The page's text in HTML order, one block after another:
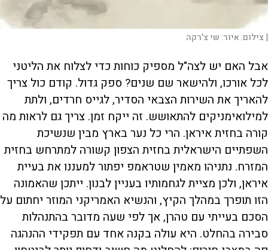
| צילום:איור: שי צ'רקה
אבל האם יש לצה"ל מספיק כוחות כדי לצלוח את הליטני
לכל אורכו, ולהישאר שם שנים? ספק גדול. קודם כול צריך
להאריך את השירות הצבאי הסדיר, לגייס חרדים, ולתת
למילואימניקים להתאושש. זה ייקח זמן. צריך גם לראות מה
קורה בחזית איראן. הרי כל נער בארץ מבין שנשיכת
השפתיים הישראלית בחזית הצפון קשורה למתרחש בחזית
המזרח. נתניהו מאמין שטראמפ יפתור למעננו את בעיית
איראן, ולכן מציית לגחמותיו בעניין לבנון. ייתכן שהאמונה
הזו תופרך במהלך הקיץ, והנשיא האמריקני המוזר יחתום על
הסכם בעייתי עם טהרן, אך לפי שעה מדובר בהתנהלות
סבירה בהחלט. היא עולה בקנה אחד עם תפקידי ההנהגה